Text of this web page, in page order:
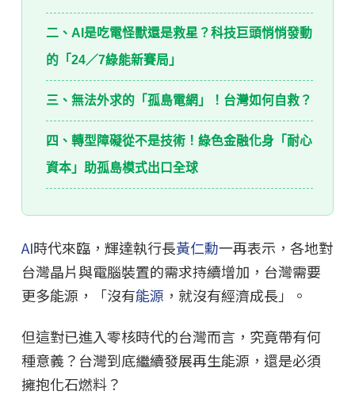
二、AI是吃電怪獸還是救星？科技巨頭悄悄發動
的「24／7綠能新賽局」
三、無法外求的「孤島電網」！台灣如何自救？
四、轉型障礙從不是技術！綠色金融化身「耐心
資本」助孤島模式出口全球
AI時代來臨，輝達執行長黃仁勳一再表示，各地對
台灣晶片與電腦裝置的需求持續增加，台灣需要
更多能源，「沒有能源 ，就沒有經濟成長」。
但這對已進入零核時代的台灣而言，究竟帶有何
種意義？台灣到底繼續發展再生能源，還是必須
擁抱化石燃料？